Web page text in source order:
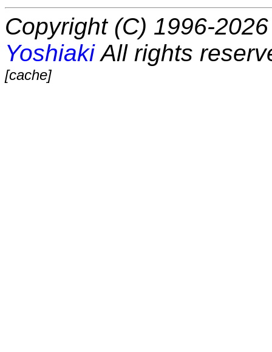
Copyright (C) 1996-
YoshiakiAll rights
[cache]